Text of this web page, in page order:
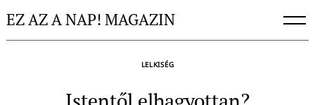
toEZ AZ A NAP! MAGAZIN
LELKISÉG